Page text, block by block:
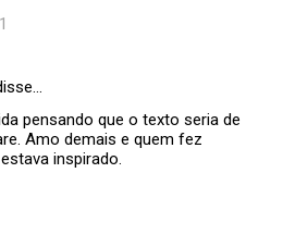
pensando que o texto seria de
Amo demais e quem fez
inspirado.